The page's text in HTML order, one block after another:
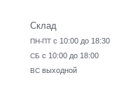
Склад
ПН-ПТ с 10:00 до 18:30
СБ с 10:00 до 18:00
ВС выходной